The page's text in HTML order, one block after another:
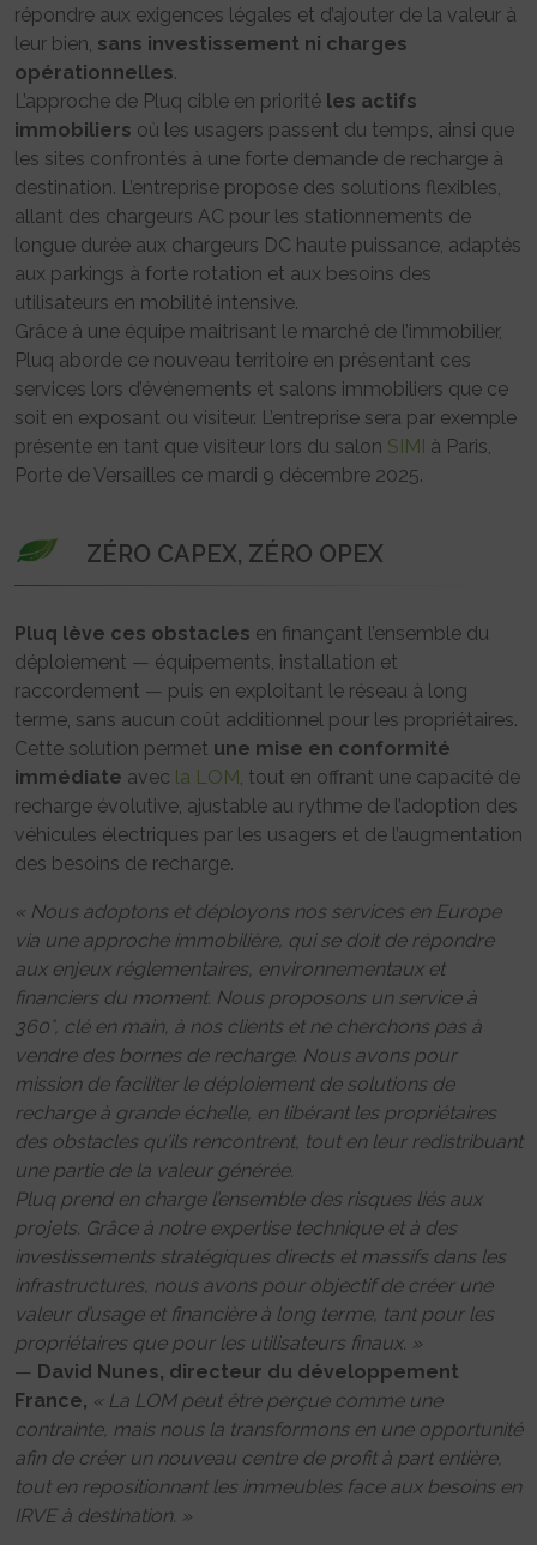
répondre aux exigences légales et d’ajouter de la valeur à
leur bien, sans investissement ni charges
opérationnelles.
L’approche de Pluq cible en priorité les actifs
immobiliers où les usagers passent du temps, ainsi que
les sites confrontés à une forte demande de recharge à
destination. L’entreprise propose des solutions flexibles,
allant des chargeurs AC pour les stationnements de
longue durée aux chargeurs DC haute puissance, adaptés
aux parkings à forte rotation et aux besoins des
utilisateurs en mobilité intensive.
Grâce à une équipe maitrisant le marché de l’immobilier,
Pluq aborde ce nouveau territoire en présentant ces
services lors d’évènements et salons immobiliers que ce
soit en exposant ou visiteur. L’entreprise sera par exemple
présente en tant que visiteur lors du salon SIMI à Paris,
Porte de Versailles ce mardi 9 décembre 2025.
ZÉRO CAPEX, ZÉRO OPEX
Pluq lève ces obstacles en finançant l’ensemble du
déploiement — équipements, installation et
raccordement — puis en exploitant le réseau à long
terme, sans aucun coût additionnel pour les propriétaires.
Cette solution permet une mise en conformité
immédiate avec la LOM, tout en offrant une capacité de
recharge évolutive, ajustable au rythme de l’adoption des
véhicules électriques par les usagers et de l’augmentation
des besoins de recharge.
« Nous adoptons et déployons nos services en Europe
via une approche immobilière, qui se doit de répondre
aux enjeux réglementaires, environnementaux et
financiers du moment. Nous proposons un service à
360°, clé en main, à nos clients et ne cherchons pas à
vendre des bornes de recharge. Nous avons pour
mission de faciliter le déploiement de solutions de
recharge à grande échelle, en libérant les propriétaires
des obstacles qu’ils rencontrent, tout en leur redistribuant
une partie de la valeur générée.
Pluq prend en charge l’ensemble des risques liés aux
projets. Grâce à notre expertise technique et à des
investissements stratégiques directs et massifs dans les
infrastructures, nous avons pour objectif de créer une
valeur d’usage et financière à long terme, tant pour les
propriétaires que pour les utilisateurs finaux. »
— David Nunes, directeur du développement
France, « La LOM peut être perçue comme une
contrainte, mais nous la transformons en une opportunité
afin de créer un nouveau centre de profit à part entière,
tout en repositionnant les immeubles face aux besoins en
IRVE à destination. »